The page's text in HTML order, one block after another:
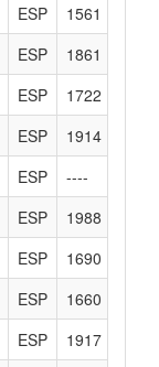
ESP 1561
ESP 1861
ESP 1722
ESP 1914
ESP ----
ESP 1988
ESP 1690
ESP 1660
ESP 1917